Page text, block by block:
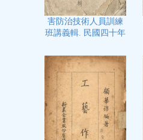
害防治技術人員訓練
班講義輯. 民國四十年